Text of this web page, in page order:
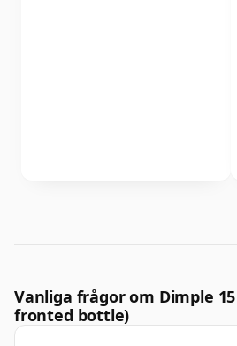
Vanliga frågor om Dimple
fronted bottle)